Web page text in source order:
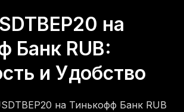
на
Банк RUB:
и Удобство
на Тинькофф Банк RUB